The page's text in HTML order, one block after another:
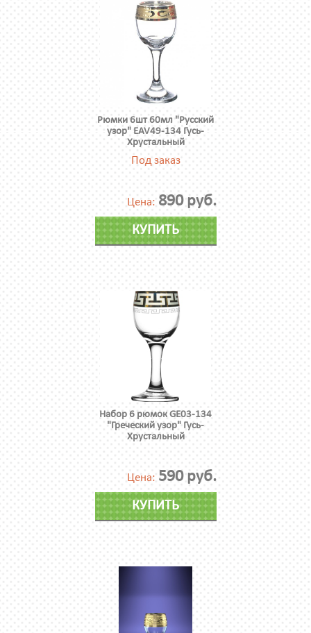
Рюмки 6шт 60мл "Русский
узор" EAV49-134 Гусь-
Хрустальный
Под заказ
Цена: 890 руб.
КУПИТЬ
Набор 6 рюмок GE03-134
"Греческий узор" Гусь-
Хрустальный
Цена: 590 руб.
КУПИТЬ